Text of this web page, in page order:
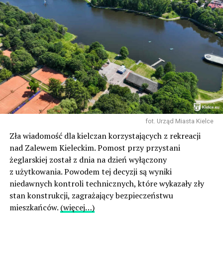
fot. Urząd Miasta Kielce
Zła wiadomość dla kielczan korzystających z rekreacji
nad Zalewem Kieleckim. Pomost przy przystani
żeglarskiej został z dnia na dzień wyłączony
z użytkowania. Powodem tej decyzji są wyniki
niedawnych kontroli technicznych, które wykazały zły
stan konstrukcji, zagrażający bezpieczeństwu
mieszkańców. (więcej…)